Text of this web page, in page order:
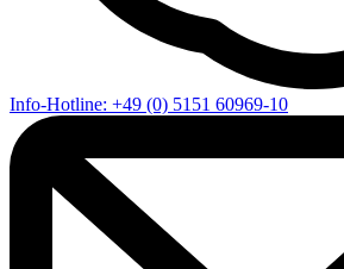
Info-Hotline: +49 (0) 5151 60969-10